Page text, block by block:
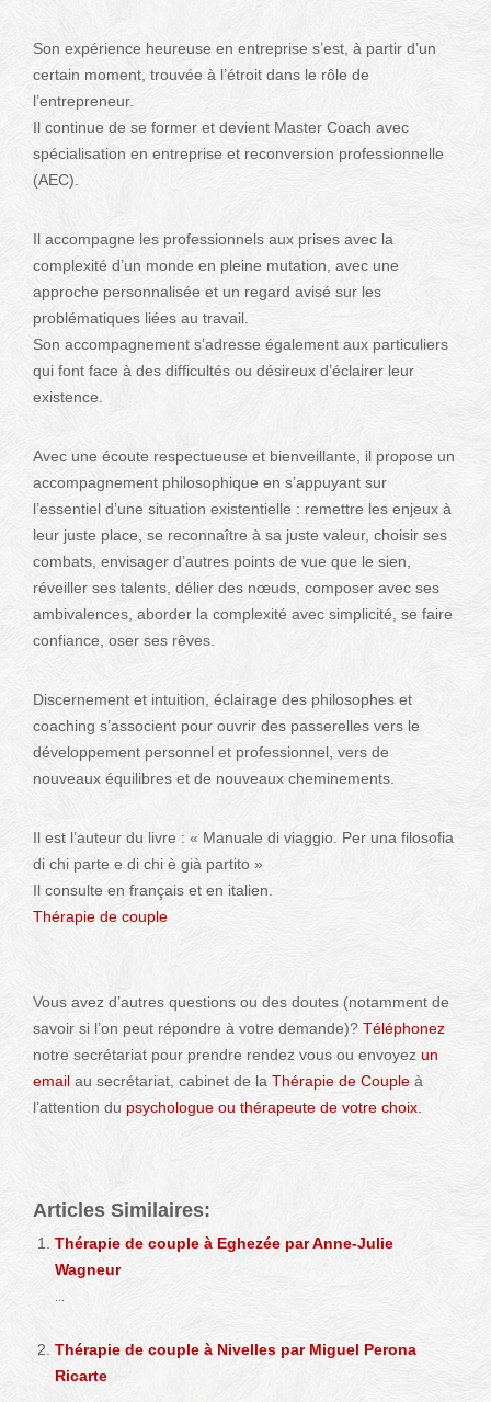
Son expérience heureuse en entreprise s’est, à partir d’un
certain moment, trouvée à l’étroit dans le rôle de
l’entrepreneur.
Il continue de se former et devient Master Coach avec
spécialisation en entreprise et reconversion professionnelle
(AEC).
Il accompagne les professionnels aux prises avec la
complexité d’un monde en pleine mutation, avec une
approche personnalisée et un regard avisé sur les
problématiques liées au travail.
Son accompagnement s’adresse également aux particuliers
qui font face à des difficultés ou désireux d’éclairer leur
existence.
Avec une écoute respectueuse et bienveillante, il propose un
accompagnement philosophique en s’appuyant sur
l’essentiel d’une situation existentielle : remettre les enjeux à
leur juste place, se reconnaître à sa juste valeur, choisir ses
combats, envisager d’autres points de vue que le sien,
réveiller ses talents, délier des nœuds, composer avec ses
ambivalences, aborder la complexité avec simplicité, se faire
confiance, oser ses rêves.
Discernement et intuition, éclairage des philosophes et
coaching s’associent pour ouvrir des passerelles vers le
développement personnel et professionnel, vers de
nouveaux équilibres et de nouveaux cheminements.
Il est l’auteur du livre : « Manuale di viaggio. Per una filosofia
di chi parte e di chi è già partito »
Il consulte en français et en italien.
Thérapie de couple
Vous avez d’autres questions ou des doutes (notamment de
savoir si l’on peut répondre à votre demande)? Téléphonez
notre secrétariat pour prendre rendez vous ou envoyez un
email au secrétariat, cabinet de la Thérapie de Couple à
l’attention du psychologue ou thérapeute de votre choix.
Articles Similaires:
Thérapie de couple à Eghezée par Anne-Julie
Wagneur
Thérapie de couple à Nivelles par Miguel Perona
Ricarte